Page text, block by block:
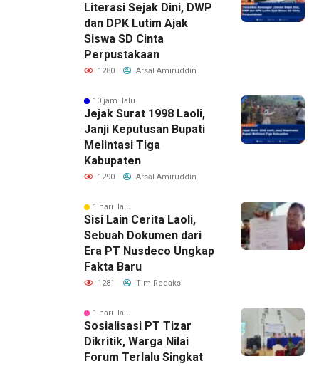
Literasi Sejak Dini, DWP
dan DPK Lutim Ajak
Siswa SD Cinta
Perpustakaan
1280 Arsal Amiruddin
10 jam lalu
Jejak Surat 1998 Laoli,
Janji Keputusan Bupati
Melintasi Tiga
Kabupaten
1290 Arsal Amiruddin
1 hari lalu
Sisi Lain Cerita Laoli,
Sebuah Dokumen dari
Era PT Nusdeco Ungkap
Fakta Baru
1281 Tim Redaksi
1 hari lalu
Sosialisasi PT Tizar
Dikritik, Warga Nilai
Forum Terlalu Singkat